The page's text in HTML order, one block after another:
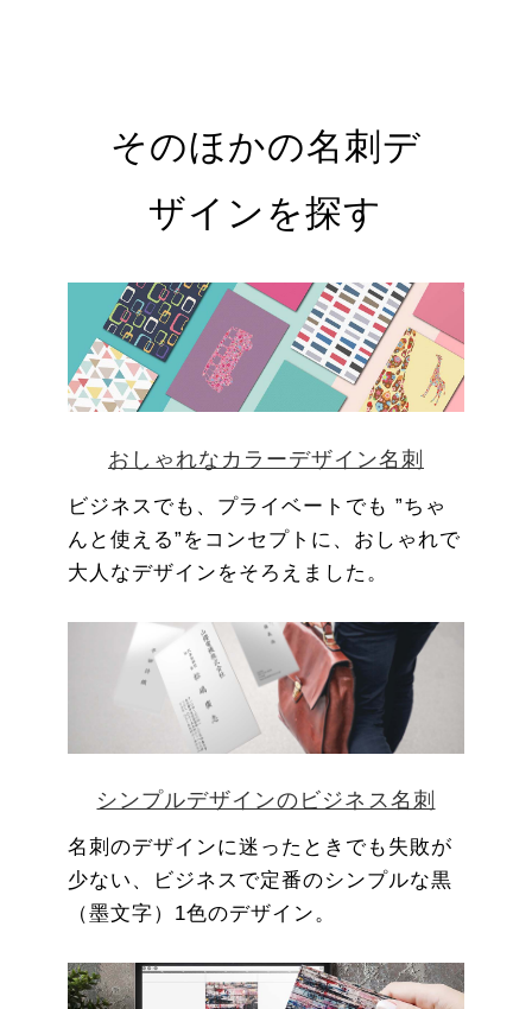
そのほかの名刺デ
ザインを探す
おしゃれなカラーデザイン名刺
ビジネスでも、プライベートでも ”ちゃ
んと使える”をコンセプトに、おしゃれで
大人なデザインをそろえました。
シンプルデザインのビジネス名刺
名刺のデザインに迷ったときでも失敗が
少ない、ビジネスで定番のシンプルな黒
（墨文字）1色のデザイン。